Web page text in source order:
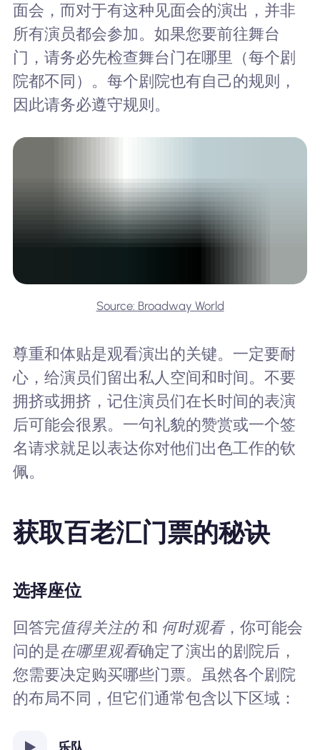
面会，而对于有这种见面会的演出，并非
所有演员都会参加。如果您要前往舞台
门，请务必先检查舞台门在哪里（每个剧
院都不同）。每个剧院也有自己的规则，
因此请务必遵守规则。
Source: Broadway World
尊重和体贴是观看演出的关键。一定要耐
心，给演员们留出私人空间和时间。不要
拥挤或拥挤，记住演员们在长时间的表演
后可能会很累。一句礼貌的赞赏或一个签
名请求就足以表达你对他们出色工作的钦
佩。
获取百老汇门票的秘诀
选择座位
回答完值得关注的和 何时观看，你可能会
问的是在哪里观看确定了演出的剧院后，
您需要决定购买哪些门票。虽然各个剧院
的布局不同，但它们通常包含以下区域：